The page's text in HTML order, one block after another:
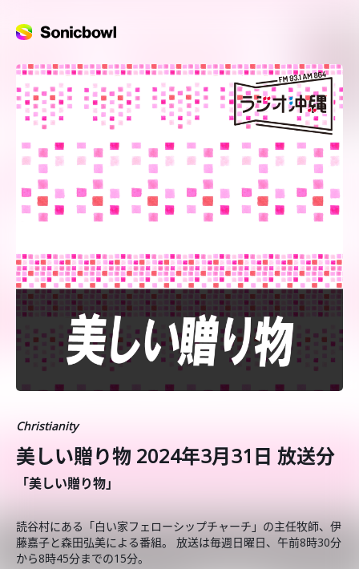
Christianity
美しい贈り物 2024年3月31日 放送分
「美しい贈り物」
読谷村にある「白い家フェローシップチャーチ」の主任牧師、伊
藤嘉子と森田弘美による番組。 放送は毎週日曜日、午前8時30分
から8時45分までの15分。